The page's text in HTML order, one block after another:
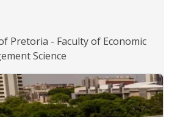
Pretoria - Faculty of Economic
Science